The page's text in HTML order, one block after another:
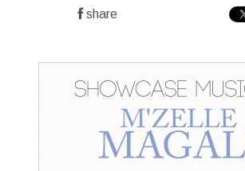
share